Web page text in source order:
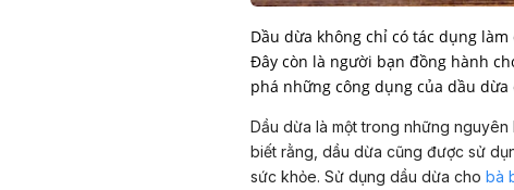
Dầu dừa không chỉ có tác dụng
Đây còn là người bạn đồng hành
phá những công dụng của dầu
Dầu dừa là một trong những
biết rằng, dầu dừa cũng được sử
sức khỏe. Sử dụng dầu dừa cho bà